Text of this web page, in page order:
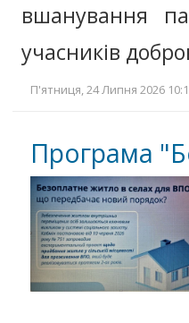
вшанування
учасників
П'ятниця, 24 Липня 2026
Програма